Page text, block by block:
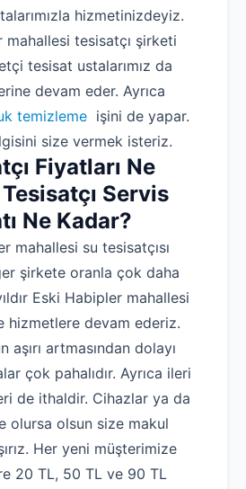
hizmetinizdeyiz.
mahallesi tesisatçı şirketi
tesisat ustalarımız da
devam eder. Ayrıca
temizleme işini de yapar.
size vermek isteriz.
Fiyatları Ne
Servis
Ne Kadar?
mahallesi su tesisatçısı
şirkete oranla çok daha
Eski Habipler mahallesi
hizmetlere devam ederiz.
aşırı artmasından dolayı
çok pahalıdır. Ayrıca ileri
de ithaldir. Cihazlar ya da
olursa olsun size makul
Her yeni müşterimize
20 TL, 50 TL ve 90 TL